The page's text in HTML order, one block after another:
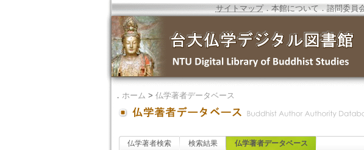
サイトマップ．本館について．諮問委員
． ホーム > 仏学著者データベース
仏学著者検索 検索結果 仏学著者データベース